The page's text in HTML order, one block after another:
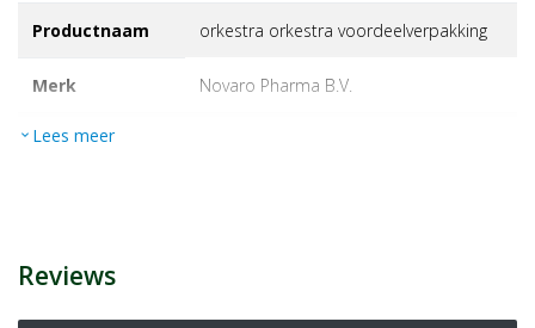
Productnaam orkestra orkestra voordeelverpakking
Merk novaro pharma b.v.
EAN
expand_more Lees meer
Reviews